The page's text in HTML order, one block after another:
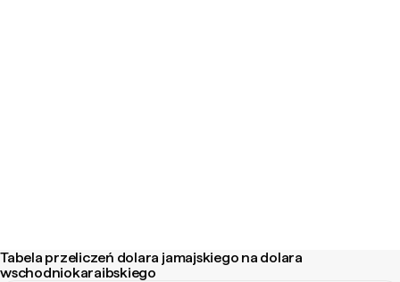
Tabela przeliczeń dolara jamajskiego na dolara
wschodniokaraibskiego